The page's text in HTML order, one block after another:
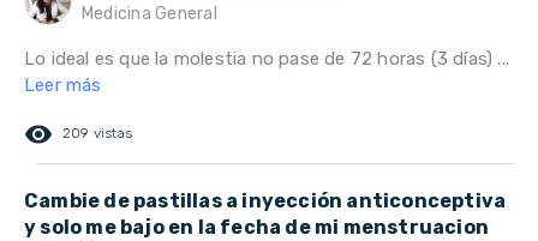
Medicina General
Lo ideal es que la molestia no pase de 72 horas (3 días) ...
Leer más
remove_red_eye 209 vistas
Cambie de pastillas a inyección anticonceptiva
y solo me bajo en la fecha de mi menstruacion